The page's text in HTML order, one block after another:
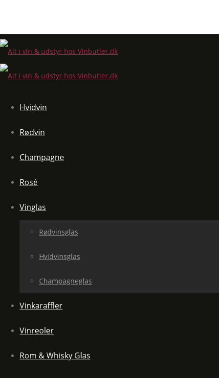
Hvidvin
Rødvin
Champagne
Rosé
Vinglas
Rødvinsglas
Hvidvinsglas
Champagneglas
Vinkaraffler
Vinreoler
Rom & Whisky Glas